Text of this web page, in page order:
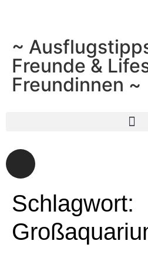
~
Freunde &
Freundinnen ~
Schlagwort: